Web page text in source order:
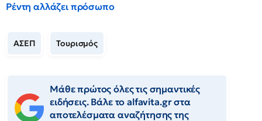
Ρέντη αλλάζει πρόσωπο
ΑΣΕΠ Τουρισμός
Μάθε πρώτος όλες τις σημαντικές
ειδήσεις. Βάλε το alfavita.gr στα
αποτελέσματα αναζήτησης της